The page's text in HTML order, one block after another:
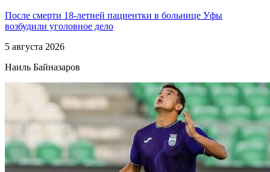
После смерти 18-летней пациентки в больнице Уфы
возбудили уголовное дело
5 августа 2026
Наиль Байназаров